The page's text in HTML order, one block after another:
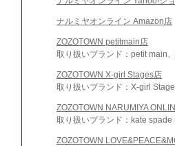
ナルミヤオンライン Amazon店
ZOZOTOWN petitmain店
取り扱いブランド：petit main
ZOZOTOWN X-girl Stages店
取り扱いブランド：X-girl
ZOZOTOWN NARUMIYA
取り扱いブランド：kate
ZOZOTOWN